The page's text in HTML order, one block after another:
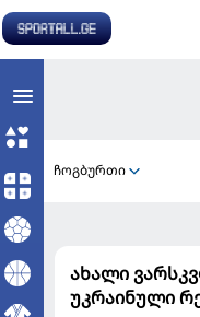
ჩოგბურთი
ახალი
უკრაინული